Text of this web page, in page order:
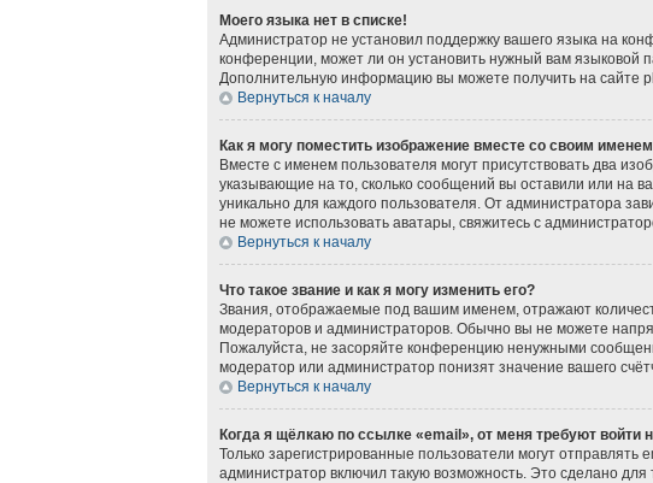
Моего языка нет в списке!
Администратор не установил поддержку вашего языка на
конференции, может ли он установить нужный вам языковой
Дополнительную информацию вы можете получить на сайте
Вернуться к началу
Как я могу поместить изображение вместе со своим
Вместе с именем пользователя могут присутствовать два
указывающие на то, сколько сообщений вы оставили или на
уникально для каждого пользователя. От администратора
не можете использовать аватары, свяжитесь с
Вернуться к началу
Что такое звание и как я могу изменить его?
Звания, отображаемые под вашим именем, отражают
модераторов и администраторов. Обычно вы не можете
Пожалуйста, не засоряйте конференцию ненужными
модератор или администратор понизят значение вашего
Вернуться к началу
Когда я щёлкаю по ссылке «email», от меня требуют войти
Только зарегистрированные пользователи могут
администратор включил такую возможность. Это сделано